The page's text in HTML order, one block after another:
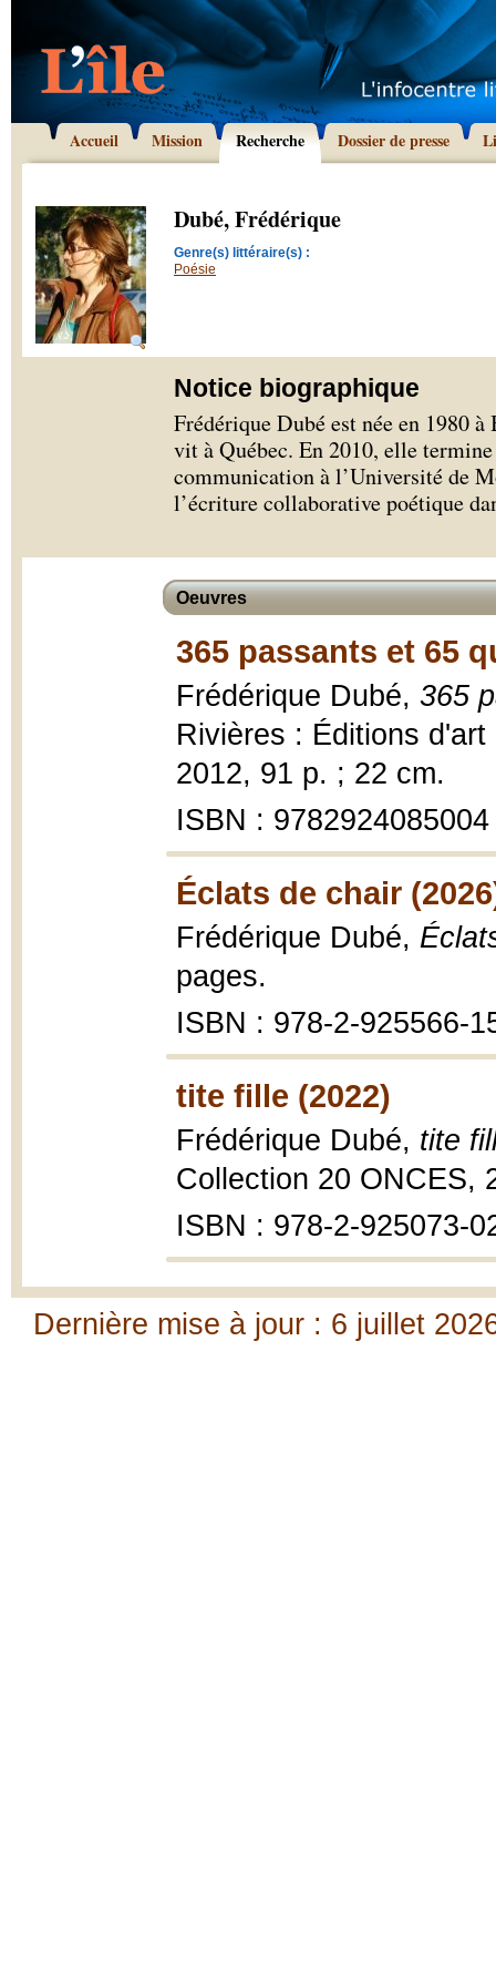
Accueil Mission Recherche Dossier de presse
Dubé, Frédérique
Genre(s) littéraire(s) :
Poésie
Notice biographique
Frédérique Dubé est née en 1980
vit à Québec. En 2010, elle
communication à l’Université de
l’écriture collaborative poétique
Oeuvres
365 passants et 65
Frédérique Dubé, 365
Rivières : Éditions
2012, 91 p. ; 22 cm.
ISBN : 9782924085004
Éclats de chair
Frédérique Dubé,
pages.
ISBN : 978-2-925566-
tite fille (2022)
Frédérique Dubé, tite
Collection 20 ONCES,
ISBN : 978-2-925073-
Dernière mise à jour : 6 juillet